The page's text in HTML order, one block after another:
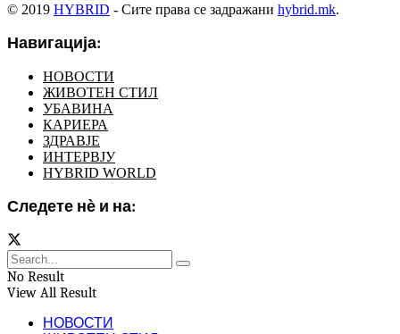
© 2019 HYBRID - Сите права се задражани hybrid.mk.
Навигација:
НОВОСТИ
ЖИВОТЕН СТИЛ
УБАВИНА
КАРИЕРА
ЗДРАВЈЕ
ИНТЕРВЈУ
HYBRID WORLD
Следете нѐ и на:
No Result
View All Result
НОВОСТИ